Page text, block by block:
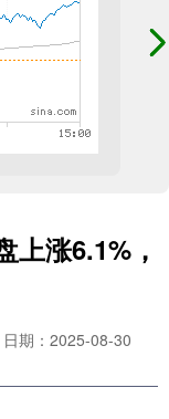
涨6.1%，
日期：2025-08-30